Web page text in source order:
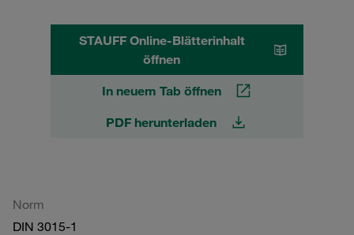
STAUFF Online-Blätterinhalt
öffnen
In neuem Tab öffnen
PDF herunterladen
Norm
DIN 3015-1